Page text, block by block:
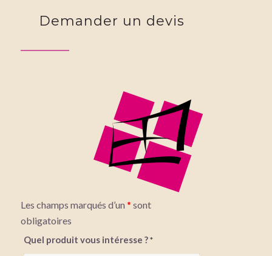
Demander un devis
Les champs marqués d’un * sont
obligatoires
Quel produit vous intéresse ?*